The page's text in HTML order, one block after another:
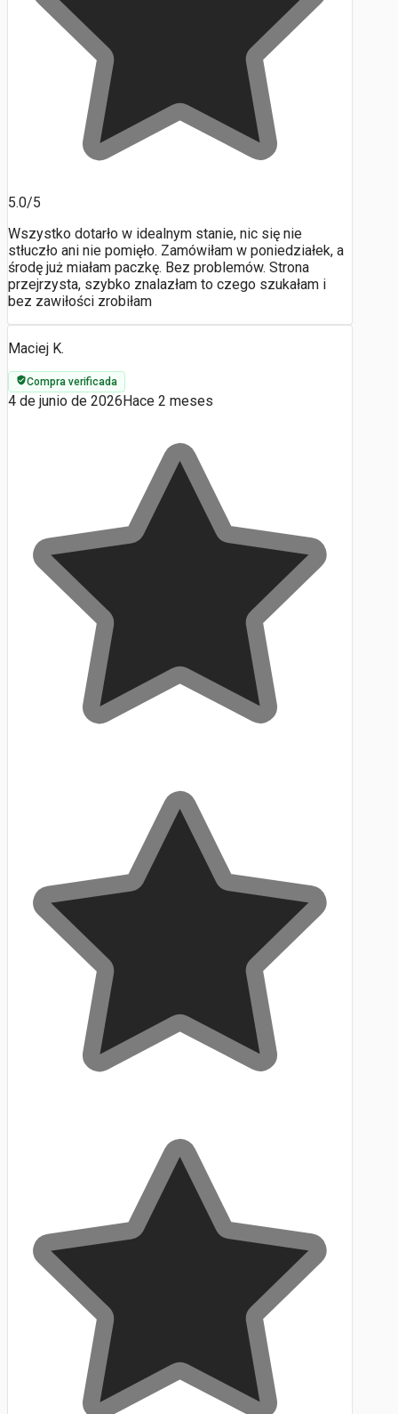
5.0/5
Wszystko dotarło w idealnym stanie, nic się nie
stłuczło ani nie pomięło. Zamówiłam w poniedziałek, a
środę już miałam paczkę. Bez problemów. Strona
przejrzysta, szybko znalazłam to czego szukałam i
bez zawiłości zrobiłam
Maciej K.
Compra verificada
4 de junio de 2026 Hace 2 meses